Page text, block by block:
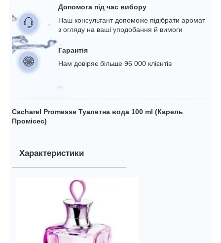
Допомога під час вибору
Наш консультант допоможе підібрати аромат
з огляду на ваші уподобання й вимоги
Гарантія
Нам довіряє більше 96 000 клієнтів
Cacharel Promesse Туалетна вода 100 ml (Карель
Промісес)
Характеристики